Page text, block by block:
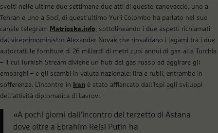
svolti nelle ultime due settimane due atti di questo canovaccio, uno a
Tehran e uno a Soci, di quest’ultimo Yurii Colombo ha parlato nel suo
canale telegram Matrioska.info, sottolineando i due aspetti richiamati
dal viceprimoministro Alexander Novak che rinsaldano i legami tra i due
autocrati: le forniture di 26 miliardi di metri cubi annui di gas alla Turchia
– il cui Turkish Stream diviene un hub del gas russo ad aggirare gli
embarghi – e gli scambi in valuta nazionale: lira e rubli, entrambe in
sofferenza. L’incontro in
Iran è stato affiancato dall’Ispi agli sviluppi
dell’attività diplomatica di Lavrov:
«A pochi giorni dall’incontro del terzetto di Astana
dove oltre a Ebrahim Reisi Putin ha